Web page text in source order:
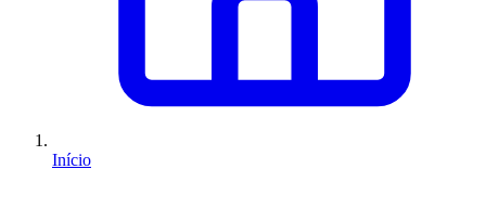
Início